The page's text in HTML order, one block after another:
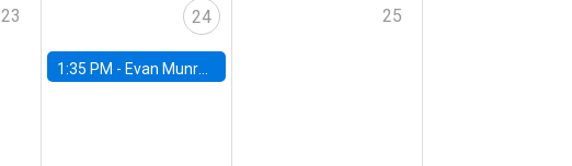
23 24
1:35 PM - Evan Munro, Neyman Visiting Assistant Professor in the Department of Statistics at UC Berkeley
25